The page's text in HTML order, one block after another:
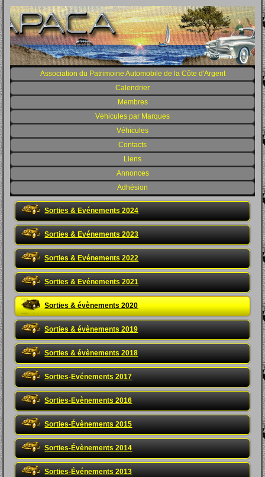
Association du Patrimoine Automobile de la Côte d'Argent
Calendrier
Membres
Véhicules par Marques
Véhicules
Contacts
Liens
Annonces
Adhésion
Sorties & Evénements 2024
Sorties & Evénements 2023
Sorties & Evénements 2022
Sorties & Evénements 2021
Sorties & évènements 2020
Sorties & évènements 2019
Sorties & évènements 2018
Sorties-Evénements 2017
Sorties-Evènements 2016
Sorties-Évènements 2015
Sorties-Évènements 2014
Sorties-Événements 2013